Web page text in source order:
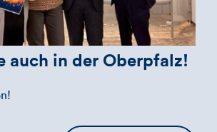
auch in der Oberpfalz!